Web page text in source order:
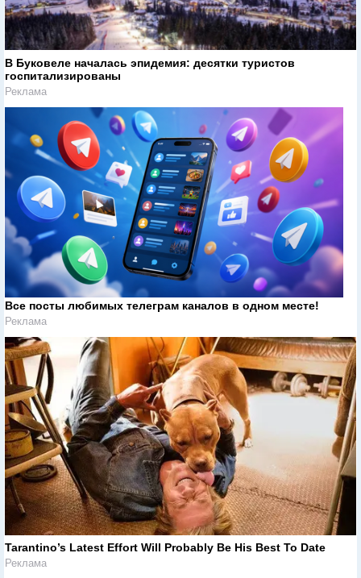
В Буковеле началась эпидемия: десятки туристов
госпитализированы
Реклама
Все посты любимых телеграм каналов в одном месте!
Реклама
Tarantino’s Latest Effort Will Probably Be His Best To Date
Реклама